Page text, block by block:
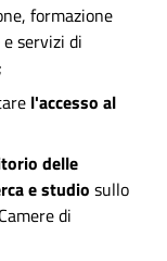
formazione
servizi di
l'accesso al
delle
e studio sullo
di